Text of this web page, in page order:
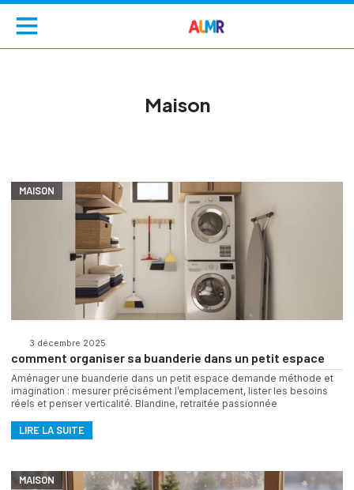
Maison
MAISON
3 décembre 2025
comment organiser sa buanderie dans un petit espace
Aménager une buanderie dans un petit espace demande méthode et
imagination : mesurer précisément l’emplacement, lister les besoins
réels et penser verticalité. Blandine, retraitée passionnée
LIRE LA SUITE
MAISON